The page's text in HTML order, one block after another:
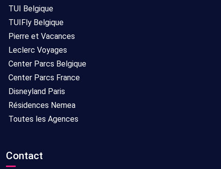
TUI Belgique
TUIFly Belgique
Pierre et Vacances
Leclerc Voyages
Center Parcs Belgique
Center Parcs France
Disneyland Paris
Résidences Nemea
Toutes les Agences
Contact